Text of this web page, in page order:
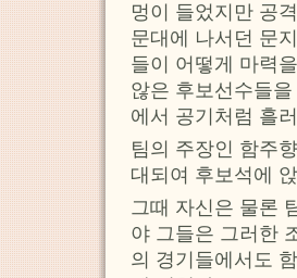
멍이 들었지만 공
문대에 나서던 문
들이 어떻게 마력
않은 후보선수들
에서 공기처럼 흘
팀의 주장인 함주
대되여 후보석에
그때 자신은 물론
야 그들은 그러한
의 경기들에서도